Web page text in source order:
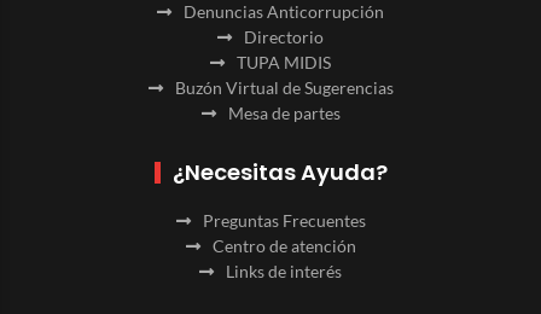
Denuncias Anticorrupción
Directorio
TUPA MIDIS
Buzón Virtual de Sugerencias
Mesa de partes
¿Necesitas Ayuda?
Preguntas Frecuentes
Centro de atención
Links de interés